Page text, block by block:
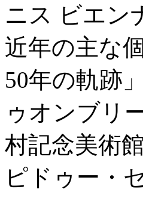
ニス ビエン
近年の主な
50年の軌跡
ゥオンブリ
村記念美術
ピドゥー・